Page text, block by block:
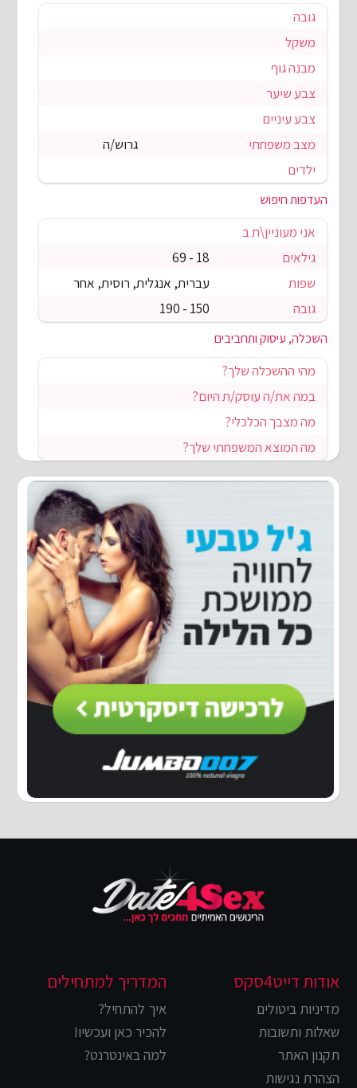
גובה
משקל
מבנה גוף
צבע שיער
צבע עיניים
מצב משפחתי
גרוש/ה
ילדים
העדפות חיפוש
אני מעוניין\ת ב
גילאים
18 - 69
שפות
עברית, אנגלית, רוסית, אחר
גובה
150 - 190
השכלה, עיסוק ותחביבים
מהי ההשכלה שלך?
במה את/ה עוסק/ת היום?
מה מצבך הכלכלי?
מה המוצא המשפחתי שלך?
אודות דייט4סקס
מדיניות ביטולים
שאלות ותשובות
תקנון האתר
הצהרת נגישות
המדריך למתחילים
איך להתחיל?
להכיר כאן ועכשיו!
למה באינטרנט?